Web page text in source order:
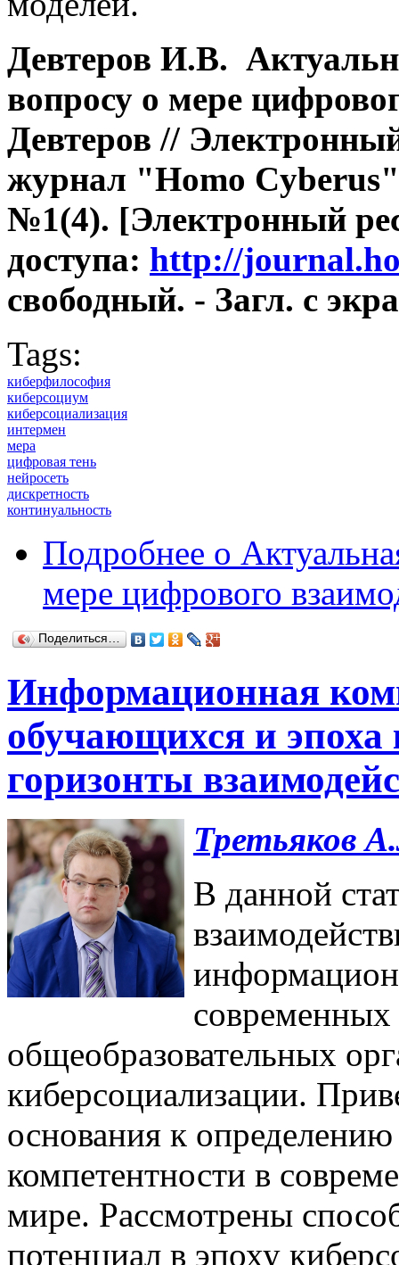
Девтеров И.В.
вопросу о мере
Девтеров //
журнал "Homo
№1(4). [Электронный
доступа: http://
свободный. - Загл. с
Tags:
киберфилософия
киберсоциум
киберсоциализация
интермен
мера
цифровая тень
нейросеть
дискретность
континуальность
Подробнее о
мере цифрового
Поделиться…
Информационная
обучающихся и эпоха
горизонты
Третьяков
В данной
общеобразовательных
киберсоциализации.
основания к
компетентности в
мире. Рассмотрены
потенциал в эпоху